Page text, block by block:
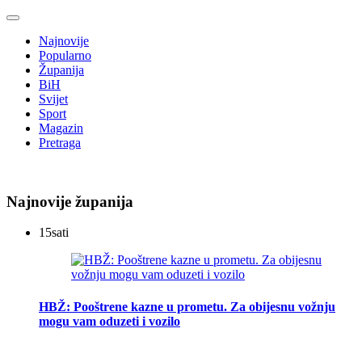
Najnovije
Popularno
Županija
BiH
Svijet
Sport
Magazin
Pretraga
Najnovije županija
15sati
HBŽ: Pooštrene kazne u prometu. Za obijesnu vožnju
mogu vam oduzeti i vozilo